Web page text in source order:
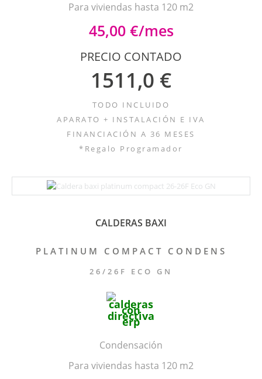
Para viviendas hasta 120 m2
45,00 €/mes
PRECIO CONTADO
1511,0 €
TODO INCLUIDO
APARATO + INSTALACIÓN E IVA
FINANCIACIÓN A 36 MESES
*Regalo Programador
CALDERAS BAXI
PLATINUM COMPACT CONDENS
26/26F ECO GN
Condensación
Para viviendas hasta 120 m2